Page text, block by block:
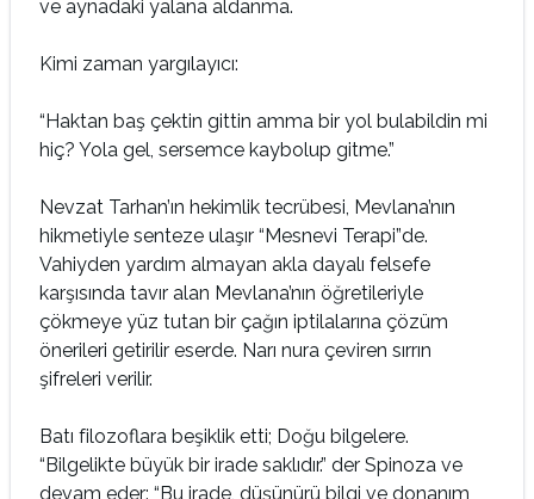
ve aynadaki yalana aldanma.
Kimi zaman yargılayıcı:
“Haktan baş çektin gittin amma bir yol bulabildin mi
hiç? Yola gel, sersemce kaybolup gitme.”
Nevzat Tarhan’ın hekimlik tecrübesi, Mevlana’nın
hikmetiyle senteze ulaşır “Mesnevi Terapi”de.
Vahiyden yardım almayan akla dayalı felsefe
karşısında tavır alan Mevlana’nın öğretileriyle
çökmeye yüz tutan bir çağın iptilalarına çözüm
önerileri getirilir eserde. Narı nura çeviren sırrın
şifreleri verilir.
Batı filozoflara beşiklik etti; Doğu bilgelere.
“Bilgelikte büyük bir irade saklıdır.” der Spinoza ve
devam eder: “Bu irade, düşünürü bilgi ve donanım